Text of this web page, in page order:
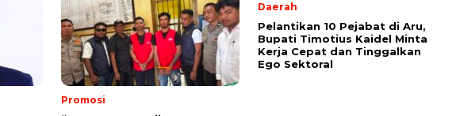
Promosi
Daerah
Pelantikan 10 Pejabat di Aru,
Bupati Timotius Kaidel Minta
Kerja Cepat dan Tinggalkan
Ego Sektoral